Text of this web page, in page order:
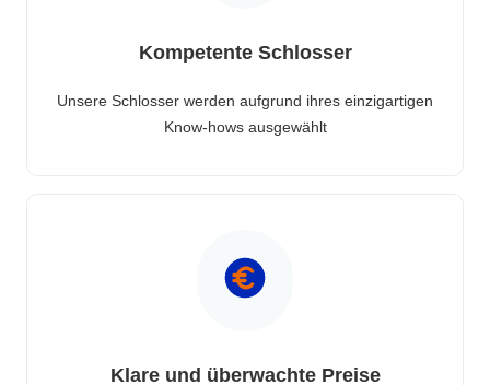
Kompetente Schlosser
Unsere Schlosser werden aufgrund ihres einzigartigen
Know-hows ausgewählt
Klare und überwachte Preise